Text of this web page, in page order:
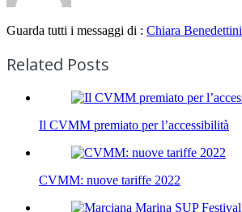
Guarda tutti i messaggi di : Chiara Benedettini
Related Posts
Il CVMM premiato per l’accessibilità
CVMM: nuove tariffe 2022